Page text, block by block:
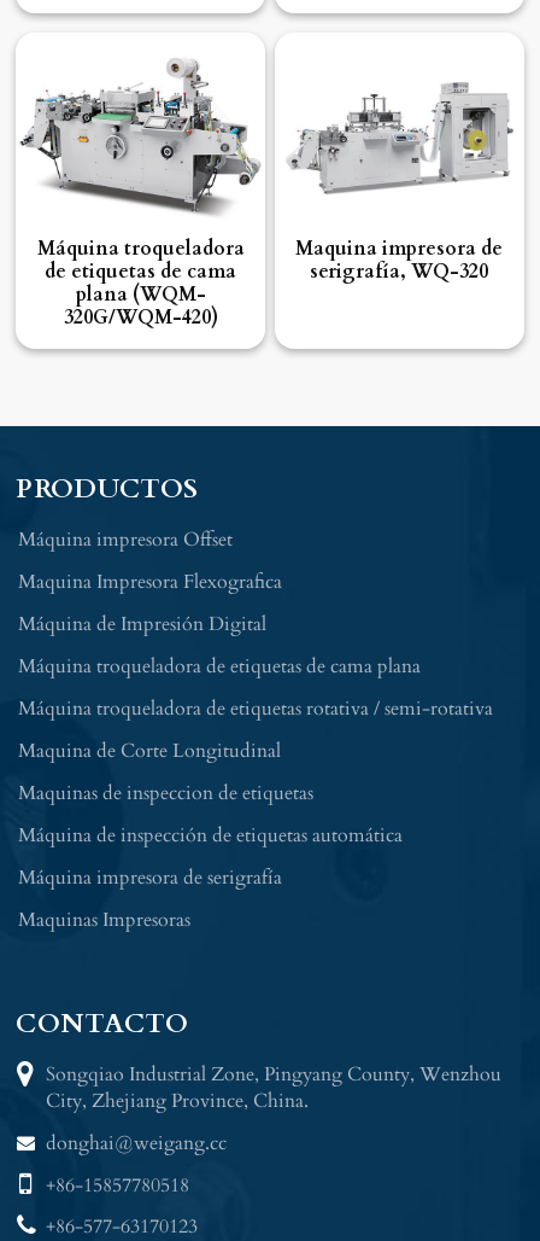
Máquina troqueladora
de etiquetas de cama
plana (WQM-
320G/WQM-420)
Maquina impresora de
serigrafía, WQ-320
PRODUCTOS
Máquina impresora Offset
Maquina Impresora Flexografica
Máquina de Impresión Digital
Máquina troqueladora de etiquetas de cama plana
Máquina troqueladora de etiquetas rotativa / semi-rotativa
Maquina de Corte Longitudinal
Maquinas de inspeccion de etiquetas
Máquina de inspección de etiquetas automática
Máquina impresora de serigrafía
Maquinas Impresoras
CONTACTO
Songqiao Industrial Zone, Pingyang County, Wenzhou
City, Zhejiang Province, China.
donghai@weigang.cc
+86-15857780518
+86-577-63170123